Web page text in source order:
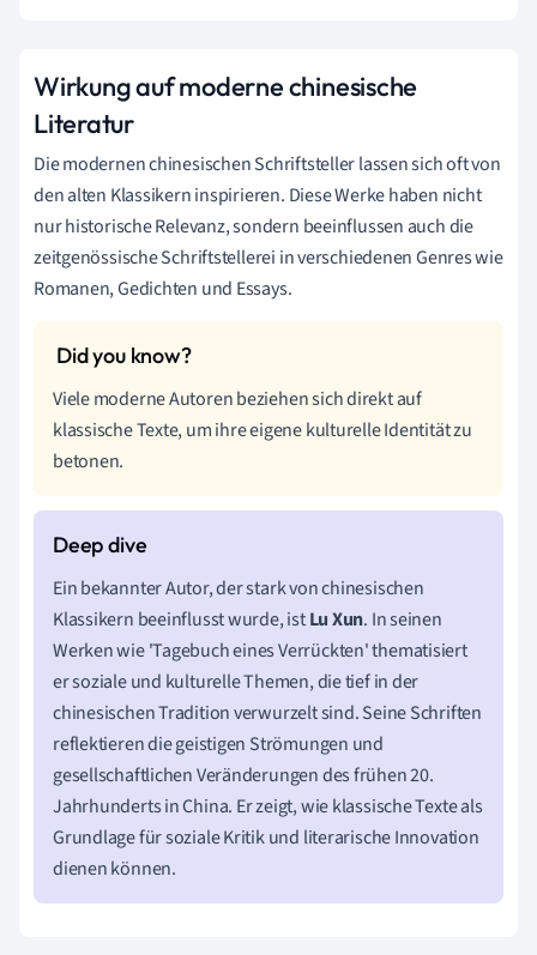
Wirkung auf moderne chinesische
Literatur
Die modernen chinesischen Schriftsteller lassen sich oft von
den alten Klassikern inspirieren. Diese Werke haben nicht
nur historische Relevanz, sondern beeinflussen auch die
zeitgenössische Schriftstellerei in verschiedenen Genres wie
Romanen, Gedichten und Essays.
Viele moderne Autoren beziehen sich direkt auf
klassische Texte, um ihre eigene kulturelle Identität zu
betonen.
Ein bekannter Autor, der stark von chinesischen
Klassikern beeinflusst wurde, istLu Xun. In seinen
Werken wie 'Tagebuch eines Verrückten' thematisiert
er soziale und kulturelle Themen, die tief in der
chinesischen Tradition verwurzelt sind. Seine Schriften
reflektieren die geistigen Strömungen und
gesellschaftlichen Veränderungen des frühen 20.
Jahrhunderts in China. Er zeigt, wie klassische Texte als
Grundlage für soziale Kritik und literarische Innovation
dienen können.